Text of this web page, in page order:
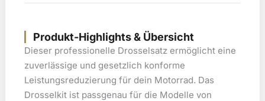
Produkt-Highlights & Übersicht
Dieser professionelle Drosselsatz ermöglicht eine
zuverlässige und gesetzlich konforme
Leistungsreduzierung für dein Motorrad. Das
Drosselkit ist passgenau für die Modelle von